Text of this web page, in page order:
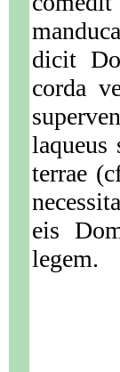
dicit
corda
laqueus
terrae
eis
legem.